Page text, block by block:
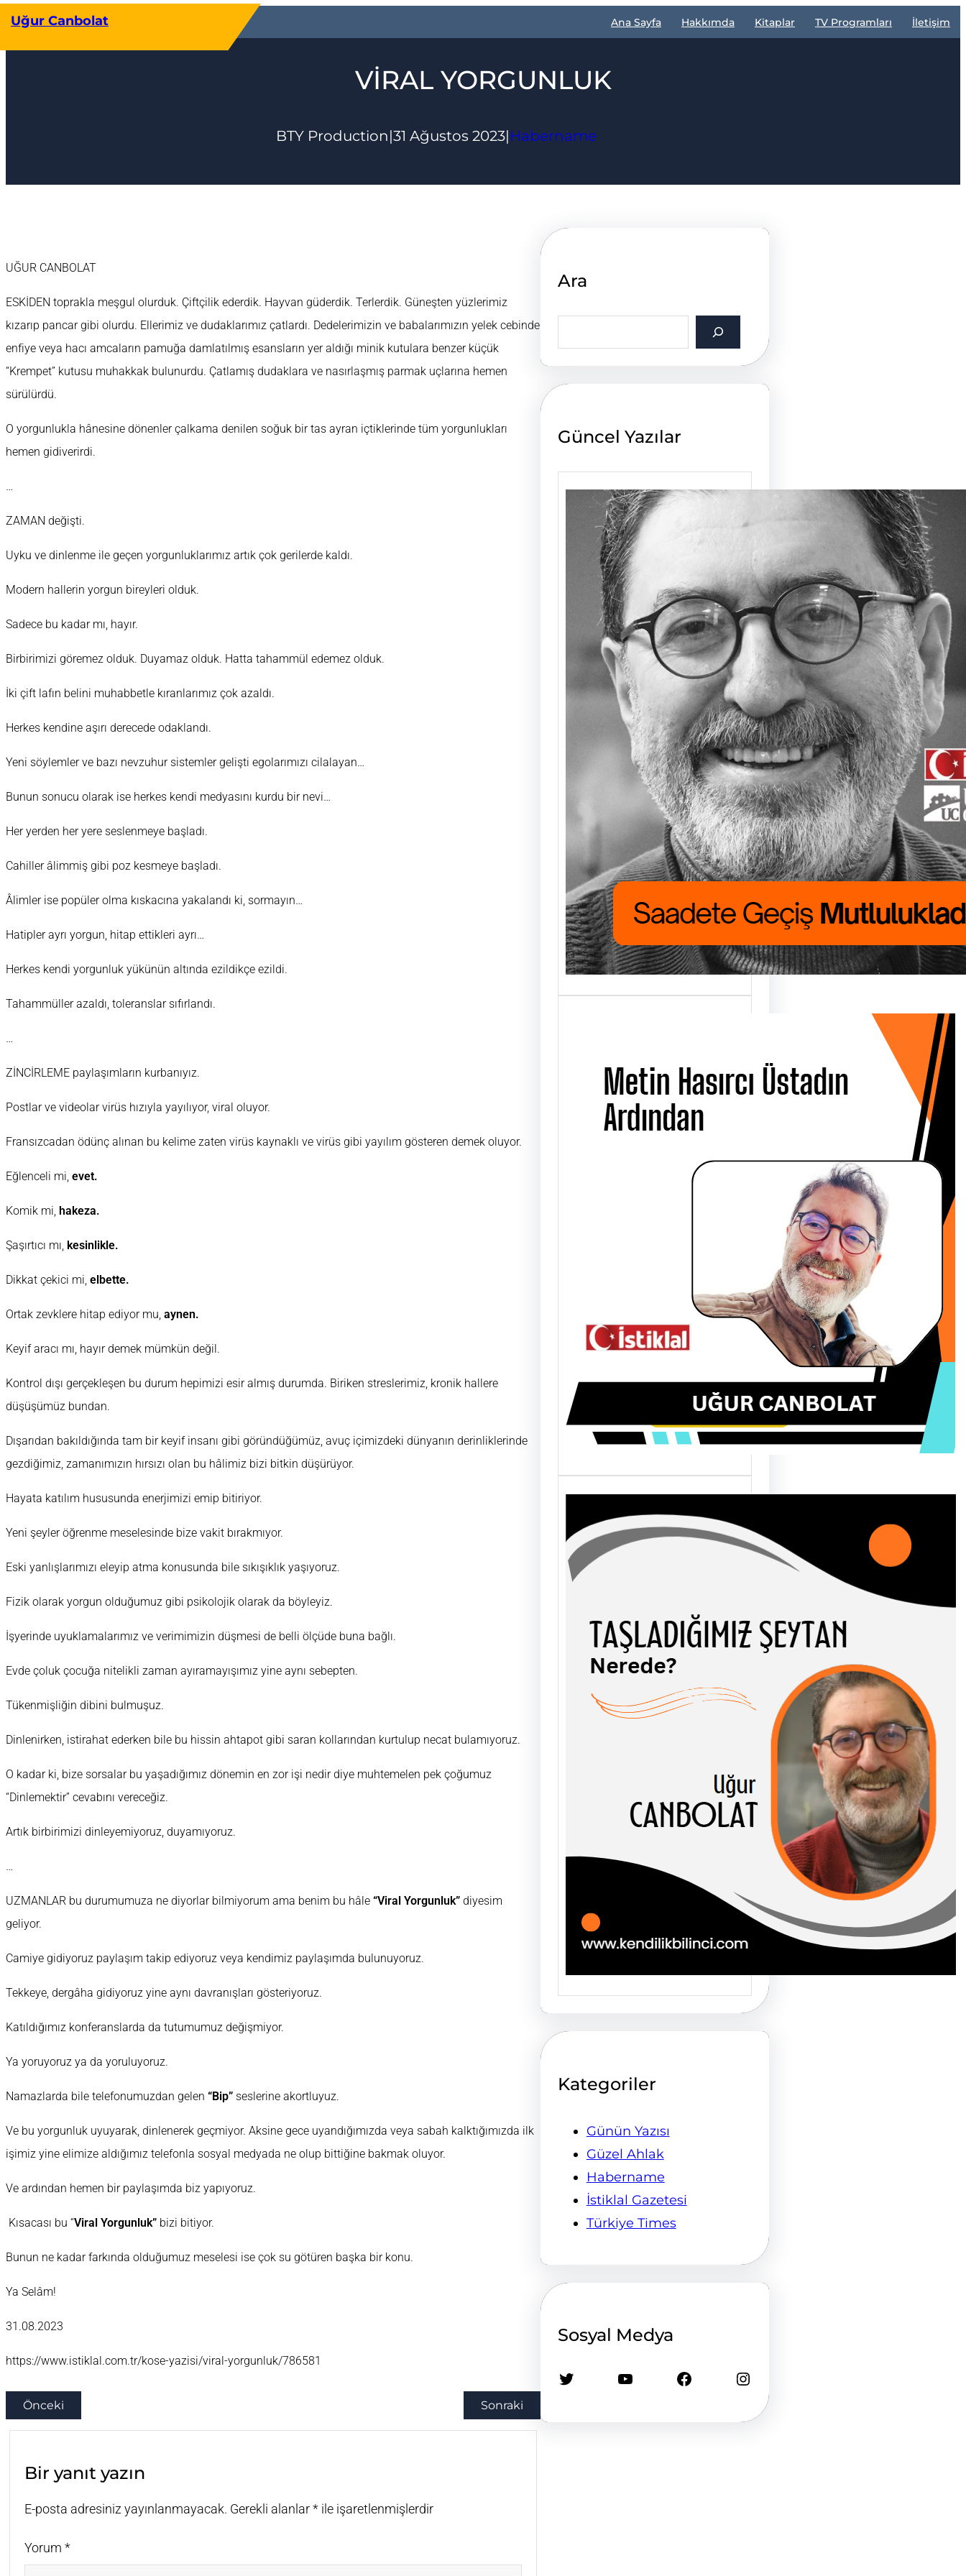
geç
Uğur Canbolat Ana Sayfa Hakkımda Kitaplar TV Programları İletişim
VİRAL YORGUNLUK
BTY Production|31 Ağustos 2023|Habername
UĞUR CANBOLAT
ESKİDEN toprakla meşgul olurduk. Çiftçilik ederdik. Hayvan güderdik. Terlerdik. Güneşten yüzlerimiz
kızarıp pancar gibi olurdu. Ellerimiz ve dudaklarımız çatlardı. Dedelerimizin ve babalarımızın yelek cebinde
enfiye veya hacı amcaların pamuğa damlatılmış esansların yer aldığı minik kutulara benzer küçük
“Krempet” kutusu muhakkak bulunurdu. Çatlamış dudaklara ve nasırlaşmış parmak uçlarına hemen
sürülürdü.
O yorgunlukla hânesine dönenler çalkama denilen soğuk bir tas ayran içtiklerinde tüm yorgunlukları
hemen gidiverirdi.
…
ZAMAN değişti.
Uyku ve dinlenme ile geçen yorgunluklarımız artık çok gerilerde kaldı.
Modern hallerin yorgun bireyleri olduk.
Sadece bu kadar mı, hayır.
Birbirimizi göremez olduk. Duyamaz olduk. Hatta tahammül edemez olduk.
İki çift lafın belini muhabbetle kıranlarımız çok azaldı.
Herkes kendine aşırı derecede odaklandı.
Yeni söylemler ve bazı nevzuhur sistemler gelişti egolarımızı cilalayan…
Bunun sonucu olarak ise herkes kendi medyasını kurdu bir nevi…
Her yerden her yere seslenmeye başladı.
Cahiller âlimmiş gibi poz kesmeye başladı.
Âlimler ise popüler olma kıskacına yakalandı ki, sormayın…
Hatipler ayrı yorgun, hitap ettikleri ayrı…
Herkes kendi yorgunluk yükünün altında ezildikçe ezildi.
Tahammüller azaldı, toleranslar sıfırlandı.
…
ZİNCİRLEME paylaşımların kurbanıyız.
Postlar ve videolar virüs hızıyla yayılıyor, viral oluyor.
Fransızcadan ödünç alınan bu kelime zaten virüs kaynaklı ve virüs gibi yayılım gösteren demek oluyor.
Eğlenceli mi, evet.
Komik mi, hakeza.
Şaşırtıcı mı, kesinlikle.
Dikkat çekici mi, elbette.
Ortak zevklere hitap ediyor mu, aynen.
Keyif aracı mı, hayır demek mümkün değil.
Kontrol dışı gerçekleşen bu durum hepimizi esir almış durumda. Biriken streslerimiz, kronik hallere
düşüşümüz bundan.
Dışarıdan bakıldığında tam bir keyif insanı gibi göründüğümüz, avuç içimizdeki dünyanın derinliklerinde
gezdiğimiz, zamanımızın hırsızı olan bu hâlimiz bizi bitkin düşürüyor.
Hayata katılım hususunda enerjimizi emip bitiriyor.
Yeni şeyler öğrenme meselesinde bize vakit bırakmıyor.
Eski yanlışlarımızı eleyip atma konusunda bile sıkışıklık yaşıyoruz.
Fizik olarak yorgun olduğumuz gibi psikolojik olarak da böyleyiz.
İşyerinde uyuklamalarımız ve verimimizin düşmesi de belli ölçüde buna bağlı.
Evde çoluk çocuğa nitelikli zaman ayıramayışımız yine aynı sebepten.
Tükenmişliğin dibini bulmuşuz.
Dinlenirken, istirahat ederken bile bu hissin ahtapot gibi saran kollarından kurtulup necat bulamıyoruz.
O kadar ki, bize sorsalar bu yaşadığımız dönemin en zor işi nedir diye muhtemelen pek çoğumuz
“Dinlemektir” cevabını vereceğiz.
Artık birbirimizi dinleyemiyoruz, duyamıyoruz.
…
UZMANLAR bu durumumuza ne diyorlar bilmiyorum ama benim bu hâle “Viral Yorgunluk” diyesim
geliyor.
Camiye gidiyoruz paylaşım takip ediyoruz veya kendimiz paylaşımda bulunuyoruz.
Tekkeye, dergâha gidiyoruz yine aynı davranışları gösteriyoruz.
Katıldığımız konferanslarda da tutumumuz değişmiyor.
Ya yoruyoruz ya da yoruluyoruz.
Namazlarda bile telefonumuzdan gelen “Bip” seslerine akortluyuz.
Ve bu yorgunluk uyuyarak, dinlenerek geçmiyor. Aksine gece uyandığımızda veya sabah kalktığımızda ilk
işimiz yine elimize aldığımız telefonla sosyal medyada ne olup bittiğine bakmak oluyor.
Ve ardından hemen bir paylaşımda biz yapıyoruz.
Kısacası bu “Viral Yorgunluk” bizi bitiyor.
Bunun ne kadar farkında olduğumuz meselesi ise çok su götüren başka bir konu.
Ya Selâm!
31.08.2023
https://www.istiklal.com.tr/kose-yazisi/viral-yorgunluk/786581
Önceki Sonraki
Bir yanıt yazın
E-posta adresiniz yayınlanmayacak. Gerekli alanlar* ile işaretlenmişlerdir
Yorum *
Ara
a
h
Güncel Yazılar
Saadete Geçiş
Mutlulukladır
UĞUR CANBOLAT
FUKARALIK boyumuzu
aşıyordu. Günlük
nafakasını çıkarmak
için hasat…
TAŞLADIĞIMIZ
ŞEYTAN NEREDE?
olguları birbirinden…
Kategoriler
Günün Yazısı
Güzel Ahlak
Habername
İstiklal Gazetesi
Türkiye Times
Sosyal Medya
Twitter YouTube Facebook Instagram